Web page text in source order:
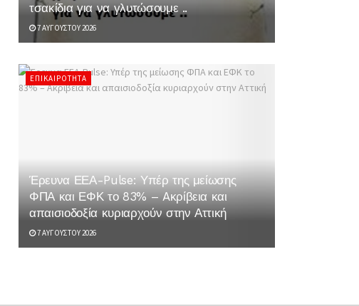
τσακίδια για να γλυτώσουμε ..
7 ΑΥΓΟΎΣΤΟΥ 2026
ΕΠΙΚΑΙΡΌΤΗΤΑ
Έρευνα ΕΕΑ-Pulse: Υπέρ της μείωσης
ΦΠΑ και ΕΦΚ το 83% – Aκρίβεια και
απαισιοδοξία κυριαρχούν στην Αττική
7 ΑΥΓΟΎΣΤΟΥ 2026